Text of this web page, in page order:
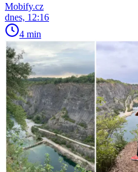
Mobify.cz
dnes, 12:16
4 min